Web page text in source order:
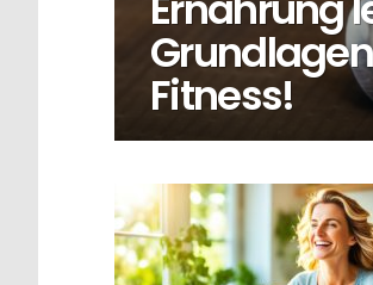
Fitness!
MORE
STORIES